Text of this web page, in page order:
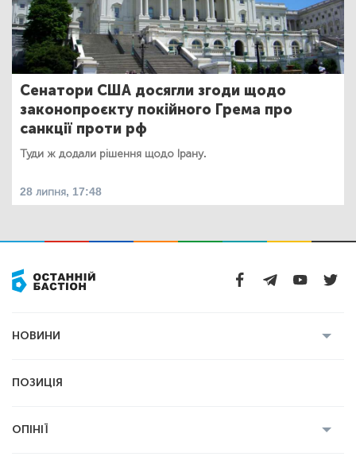
Сенатори США досягли згоди щодо
законопроєкту покійного Грема про
санкції проти рф
Туди ж додали рішення щодо Ірану.
28 липня, 17:48
НОВИНИ
Економіка
ПОЗИЦІЯ
ОПІНІЇ